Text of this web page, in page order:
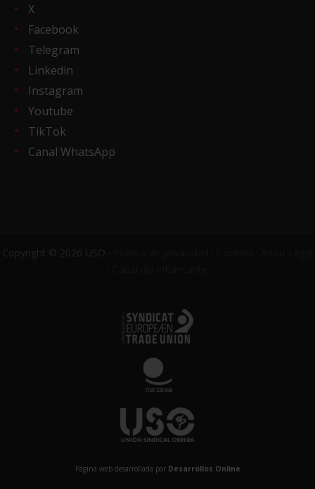
X
Facebook
Telegram
Linkedin
Instagram
Youtube
TikTok
Canal WhatsApp
Copyright © 2026 USO ·
Página web desarrollada por Desarrollos Online